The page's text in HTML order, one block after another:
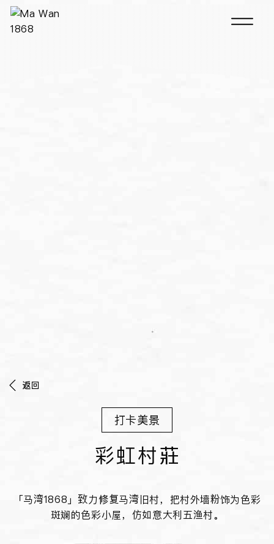
返回
打卡美景
彩虹村莊
「马湾1868」致力修复马湾旧村，把村外墙粉饰为色彩
斑斓的色彩小屋，仿如意大利五渔村。